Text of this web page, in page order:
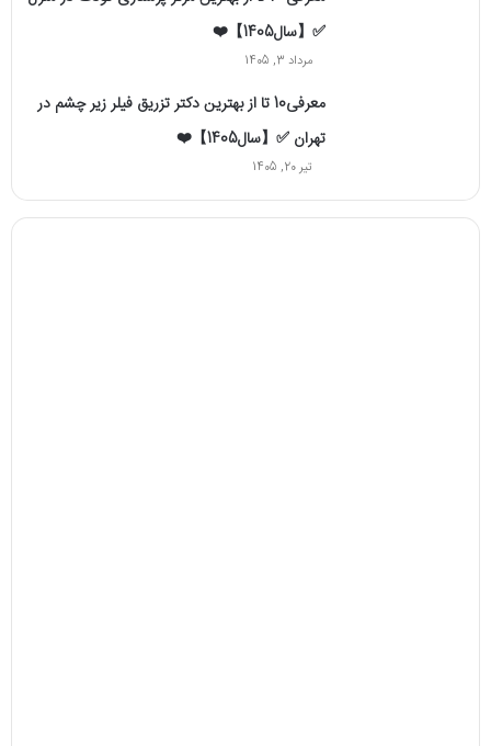
✅【سال1405】❤️
مرداد 3, 1405
معرفی10 تا از بهترین دکتر تزریق فیلر زیر چشم در
تهران ✅【سال1405】❤️
تیر 20, 1405